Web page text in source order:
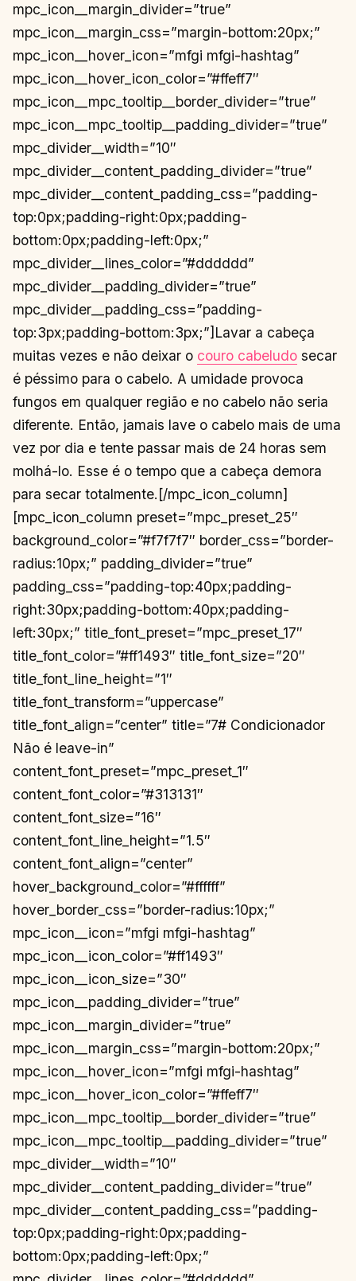
mpc_icon__margin_divider=”true”
mpc_icon__margin_css=”margin-bottom:20px;”
mpc_icon__hover_icon=”mfgi mfgi-hashtag”
mpc_icon__hover_icon_color=”#ffeff7″
mpc_icon__mpc_tooltip__border_divider=”true”
mpc_icon__mpc_tooltip__padding_divider=”true”
mpc_divider__width=”10″
mpc_divider__content_padding_divider=”true”
mpc_divider__content_padding_css=”padding-
top:0px;padding-right:0px;padding-
bottom:0px;padding-left:0px;”
mpc_divider__lines_color=”#dddddd”
mpc_divider__padding_divider=”true”
mpc_divider__padding_css=”padding-
top:3px;padding-bottom:3px;”]Lavar a cabeça
muitas vezes e não deixar o couro cabeludo secar
é péssimo para o cabelo. A umidade provoca
fungos em qualquer região e no cabelo não seria
diferente. Então, jamais lave o cabelo mais de uma
vez por dia e tente passar mais de 24 horas sem
molhá-lo. Esse é o tempo que a cabeça demora
para secar totalmente.[/mpc_icon_column]
[mpc_icon_column preset=”mpc_preset_25″
background_color=”#f7f7f7″ border_css=”border-
radius:10px;” padding_divider=”true”
padding_css=”padding-top:40px;padding-
right:30px;padding-bottom:40px;padding-
left:30px;” title_font_preset=”mpc_preset_17″
title_font_color=”#ff1493″ title_font_size=”20″
title_font_line_height=”1″
title_font_transform=”uppercase”
title_font_align=”center” title=”7# Condicionador
Não é leave-in”
content_font_preset=”mpc_preset_1″
content_font_color=”#313131″
content_font_size=”16″
content_font_line_height=”1.5″
content_font_align=”center”
hover_background_color=”#ffffff”
hover_border_css=”border-radius:10px;”
mpc_icon__icon=”mfgi mfgi-hashtag”
mpc_icon__icon_color=”#ff1493″
mpc_icon__icon_size=”30″
mpc_icon__padding_divider=”true”
mpc_icon__margin_divider=”true”
mpc_icon__margin_css=”margin-bottom:20px;”
mpc_icon__hover_icon=”mfgi mfgi-hashtag”
mpc_icon__hover_icon_color=”#ffeff7″
mpc_icon__mpc_tooltip__border_divider=”true”
mpc_icon__mpc_tooltip__padding_divider=”true”
mpc_divider__width=”10″
mpc_divider__content_padding_divider=”true”
mpc_divider__content_padding_css=”padding-
top:0px;padding-right:0px;padding-
bottom:0px;padding-left:0px;”